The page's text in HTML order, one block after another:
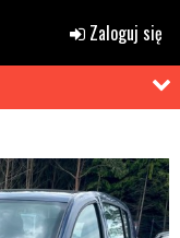
Zaloguj się